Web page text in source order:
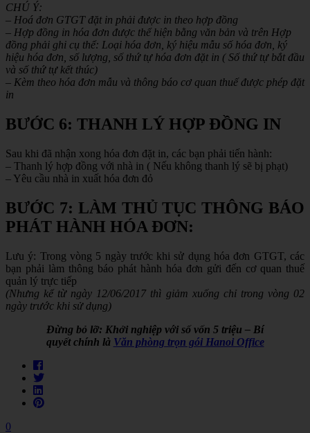
CHÚ Ý:
– Hoá đơn GTGT đặt in phải được in theo hợp đồng
– Hợp đồng in hóa đơn được thể hiện bằng văn bản và trên Hợp
đồng phải ghi cụ thể: Loại hóa đơn, ký hiệu mẫu số hóa đơn, ký
hiệu hóa đơn, số lượng, số thứ tự hóa đơn đặt in ( Số thứ tự bắt đầu
và số thứ tự kết thúc)
– Kèm theo hóa đơn mẫu và thông báo cơ quan thuế được phép đặt
in
BƯỚC 6: THANH LÝ HỢP ĐỒNG IN
Sau khi đã nhận xong hóa đơn đặt in, các bạn phải tiến hành:
– Thanh lý hợp đồng với nhà in ( Nếu không thanh lý sẽ bị phạt)
– Yêu cầu nhà in xuất hóa đơn đỏ
BƯỚC 7: LÀM THỦ TỤC THÔNG BÁO
PHÁT HÀNH HÓA ĐƠN:
Lưu ý: Trong vòng 5 ngày trước khi sử dụng hóa đơn GTGT, các
bạn phải làm thông báo phát hành hóa đơn gửi đến cơ quan thuế
quản lý trực tiếp
(Nhưng kể từ ngày 12/06/2017 thì giảm xuống chỉ trong vòng 02
ngày trước khi sử dụng)
Đừng bỏ lỡ: Khởi nghiệp với số vốn 5 triệu – Bí
quyết chính là Văn phòng trọn gói Hanoi Office
0